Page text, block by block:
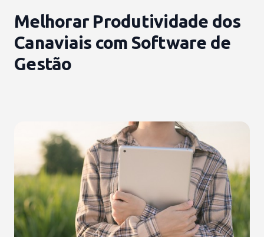
Melhorar Produtividade dos
Canaviais com Software de
Gestão